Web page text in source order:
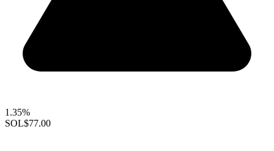
1.35%
SOL$77.00